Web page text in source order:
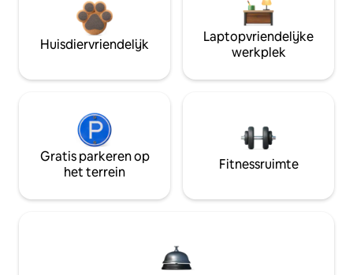
Huisdiervriendelijk
Laptopvriendelijke
werkplek
Gratis parkeren op
het terrein
Fitnessruimte